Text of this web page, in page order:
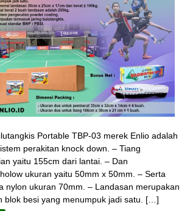
Portable TBP-03 merek Enlio adalah
perakitan knock down. – Tiang
yaitu 155cm dari lantai. – Dan
ukuran yaitu 50mm x 50mm. – Serta
nylon ukuran 70mm. – Landasan merupakan
blok besi yang menumpuk jadi satu. […]